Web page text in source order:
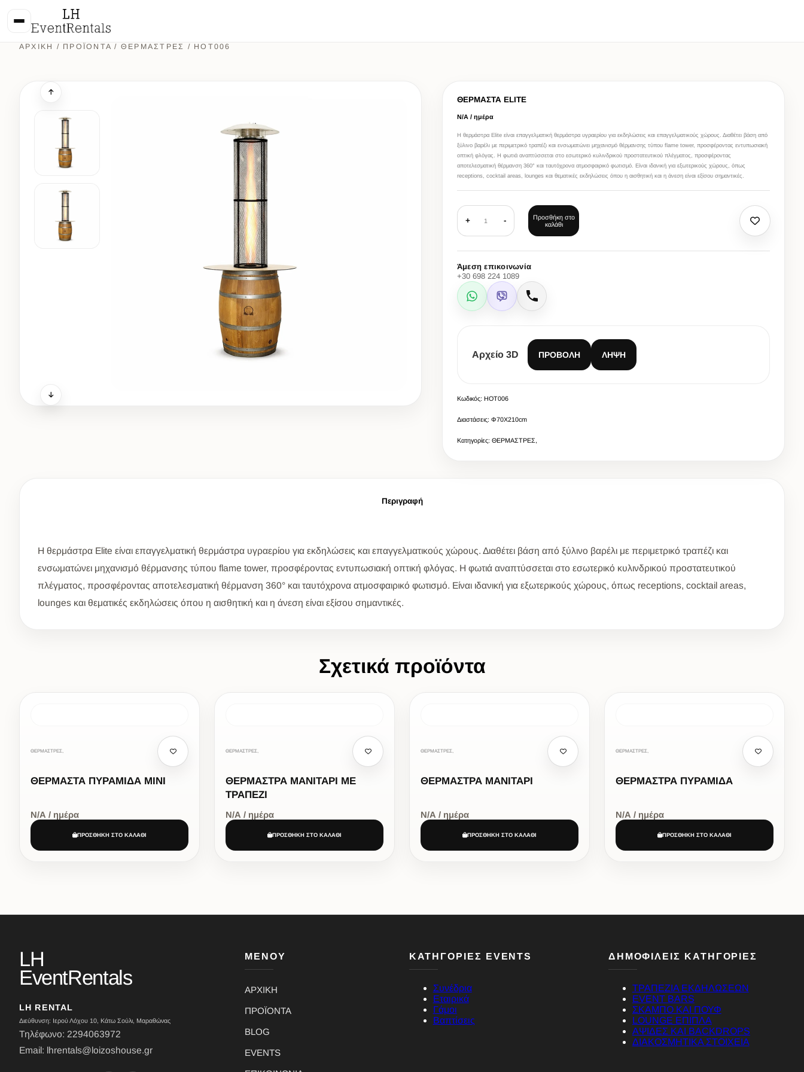
ΑΡΧΙΚΉ / ΠΡΟΪΌΝΤΑ/ ΘΕΡΜΑΣΤΡΕΣ / HOT006
ΘΕΡΜΑΣΤΑ ELITE
Ν/Α / ημέρα
Η θερμάστρα Elite είναι επαγγελματική θερμάστρα υγραερίου για εκδηλώσεις και επαγγελματικούς χώρους. Διαθέτει βάση από
ξύλινο βαρέλι με περιμετρικό τραπέζι και ενσωματώνει μηχανισμό θέρμανσης τύπου flame tower, προσφέροντας εντυπωσιακή
οπτική φλόγας. Η φωτιά αναπτύσσεται στο εσωτερικό κυλινδρικού προστατευτικού πλέγματος, προσφέροντας
αποτελεσματική θέρμανση 360° και ταυτόχρονα ατμοσφαιρικό φωτισμό. Είναι ιδανική για εξωτερικούς χώρους, όπως
receptions, cocktail areas, lounges και θεματικές εκδηλώσεις όπου η αισθητική και η άνεση είναι εξίσου σημαντικές.
+ 1 -
Προσθήκη στο
καλάθι
Άμεση επικοινωνία
+30 698 224 1089
WhatsApp
Viber Κλήση
Αρχείο 3D ΠΡΟΒΟΛΉ ΛΉΨΗ
Κωδικός: HOT006
Διαστάσεις: Φ70Χ210cm
Κατηγορίες: ΘΕΡΜΑΣΤΡΕΣ,
Περιγραφή
Η θερμάστρα Elite είναι επαγγελματική θερμάστρα υγραερίου για εκδηλώσεις και επαγγελματικούς χώρους. Διαθέτει βάση από ξύλινο βαρέλι με περιμετρικό τραπέζι και
ενσωματώνει μηχανισμό θέρμανσης τύπου flame tower, προσφέροντας εντυπωσιακή οπτική φλόγας. Η φωτιά αναπτύσσεται στο εσωτερικό κυλινδρικού προστατευτικού
πλέγματος, προσφέροντας αποτελεσματική θέρμανση 360° και ταυτόχρονα ατμοσφαιρικό φωτισμό. Είναι ιδανική για εξωτερικούς χώρους, όπως receptions, cocktail areas,
lounges και θεματικές εκδηλώσεις όπου η αισθητική και η άνεση είναι εξίσου σημαντικές.
Σχετικά προϊόντα
ΘΕΡΜΑΣΤΡΕΣ,
ΘΕΡΜΑΣΤΑ ΠΥΡΑΜΙΔΑ ΜΙΝΙ
Ν/Α / ημέρα
ΠΡΟΣΘΗΚΗ ΣΤΟ ΚΑΛΑΘΙ
ΘΕΡΜΑΣΤΡΕΣ,
ΘΕΡΜΑΣΤΡΑ ΜΑΝΙΤΑΡΙ ΜΕ
ΤΡΑΠΕΖΙ
Ν/Α / ημέρα
ΠΡΟΣΘΗΚΗ ΣΤΟ ΚΑΛΑΘΙ
ΘΕΡΜΑΣΤΡΕΣ,
ΘΕΡΜΑΣΤΡΑ ΜΑΝΙΤΑΡΙ
Ν/Α / ημέρα
ΠΡΟΣΘΗΚΗ ΣΤΟ ΚΑΛΑΘΙ
ΘΕΡΜΑΣΤΡΕΣ,
ΘΕΡΜΑΣΤΡΑ ΠΥΡΑΜΙΔΑ
Ν/Α / ημέρα
ΠΡΟΣΘΗΚΗ ΣΤΟ ΚΑΛΑΘΙ
LH
EventRentals
LH RENTAL
Διεύθυνση: Ιερού Λόχου 10, Κάτω Σούλι, Μαραθώνας
Τηλέφωνο: 2294063972
Email: lhrentals@loizoshouse.gr
ΜΕΝΟΥ
ΑΡΧΙΚΗ
ΠΡΟΪΟΝΤΑ
BLOG
EVENTS
ΚΑΤΗΓΟΡΙΕΣ EVENTS
Συνέδρια
Εταιρικά
Γάμοι
Βαπτίσεις
ΔΗΜΟΦΙΛΕΙΣ ΚΑΤΗΓΟΡΙΕΣ
ΤΡΑΠΕΖΙΑ ΕΚΔΗΛΩΣΕΩΝ
EVENT BARS
ΣΚΑΜΠΟ ΚΑΙ ΠΟΥΦ
LOUNGE ΕΠΙΠΛΑ
ΑΨΙΔΕΣ ΚΑΙ BACKDROPS
ΔΙΑΚΟΣΜΗΤΙΚΑ ΣΤΟΙΧΕΙΑ